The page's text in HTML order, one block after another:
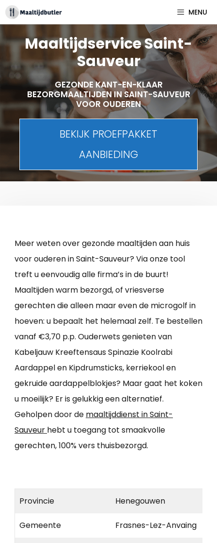
Spring
naar
inhoud
MENU
Maaltijdservice Saint-
Sauveur
GEZONDE KANT-EN-KLAAR
BEZORGMAALTIJDEN IN SAINT-SAUVEUR
VOOR OUDEREN
BEKIJK PROEFPAKKET
AANBIEDING
Meer weten over gezonde maaltijden aan huis
voor ouderen in Saint-Sauveur? Via onze tool
treft u eenvoudig alle firma’s in de buurt!
Maaltijden warm bezorgd, of vriesverse
gerechten die alleen maar even de microgolf in
hoeven: u bepaalt het helemaal zelf. Te bestellen
vanaf €3,70 p.p. Ouderwets genieten van
Kabeljauw Kreeftensaus Spinazie Koolrabi
Aardappel en Kipdrumsticks, kerriekool en
gekruide aardappelblokjes? Maar gaat het koken
u moeilijk? Er is gelukkig een alternatief.
Geholpen door de maaltijddienst in Saint-
Sauveur hebt u toegang tot smaakvolle
gerechten, 100% vers thuisbezorgd.
Provincie Henegouwen
Gemeente Frasnes-Lez-Anvaing